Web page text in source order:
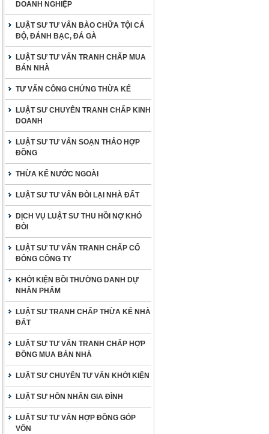
DOANH NGHIỆP
LUẬT SƯ TƯ VẤN BÀO CHỮA TỘI CÁ
ĐỘ, ĐÁNH BẠC, ĐÁ GÀ
LUẬT SƯ TƯ VẤN TRANH CHẤP MUA
BÁN NHÀ
TƯ VẤN CÔNG CHỨNG THỪA KẾ
LUẬT SƯ CHUYÊN TRANH CHẤP KINH
DOANH
LUẬT SƯ TƯ VẤN SOẠN THẢO HỢP
ĐỒNG
THỪA KẾ NƯỚC NGOÀI
LUẬT SƯ TƯ VẤN ĐÒI LẠI NHÀ ĐẤT
DỊCH VỤ LUẬT SƯ THU HỒI NỢ KHÓ
ĐÒI
LUẬT SƯ TƯ VẤN TRANH CHẤP CỔ
ĐÔNG CÔNG TY
KHỞI KIỆN BỒI THƯỜNG DANH DỰ
NHÂN PHẨM
LUẬT SƯ TRANH CHẤP THỪA KẾ NHÀ
ĐẤT
LUẬT SƯ TƯ VẤN TRANH CHẤP HỢP
ĐỒNG MUA BÁN NHÀ
LUẬT SƯ CHUYÊN TƯ VẤN KHỞI KIỆN
LUẬT SƯ HÔN NHÂN GIA ĐÌNH
LUẬT SƯ TƯ VẤN HỢP ĐỒNG GÓP
VỐN